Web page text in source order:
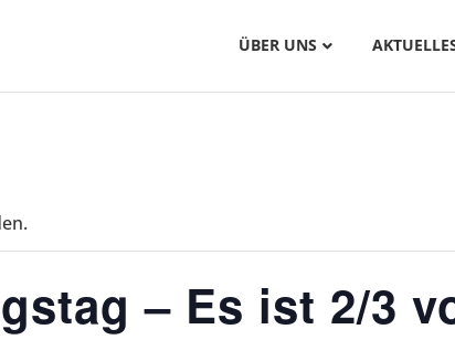
ÜBER UNS
– Es ist 2/3